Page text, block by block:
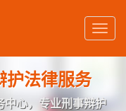
护法律服务
中心，专业刑事辩护